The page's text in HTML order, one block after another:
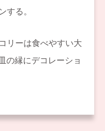
する。
リーは食べやすい大
の縁にデコレーショ